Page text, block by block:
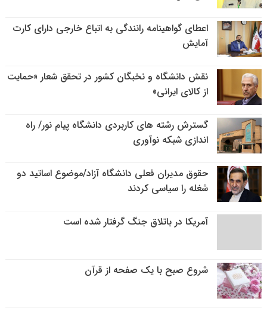
اعطای گواهینامه رانندگی به اتباع خارجی دارای کارت
آمایش
نقش دانشگاه و نخبگان کشور در تحقق شعار «حمایت
از کالای ایرانی»
گسترش رشته های کاربردی دانشگاه پیام نور/ راه
اندازی شبکه نوآوری
حقوق مدیران فعلی دانشگاه آزاد/موضوع اساتید دو
شغله را سیاسی کردند
آمریکا در باتلاق جنگ گرفتار شده است
شروع صبح با یک صفحه از قرآن